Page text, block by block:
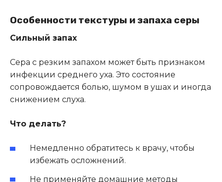
Особенности текстуры и запаха серы
Сильный запах
Сера с резким запахом может быть признаком
инфекции среднего уха. Это состояние
сопровождается болью, шумом в ушах и иногда
снижением слуха.
Что делать?
Немедленно обратитесь к врачу, чтобы
избежать осложнений.
Не применяйте домашние методы